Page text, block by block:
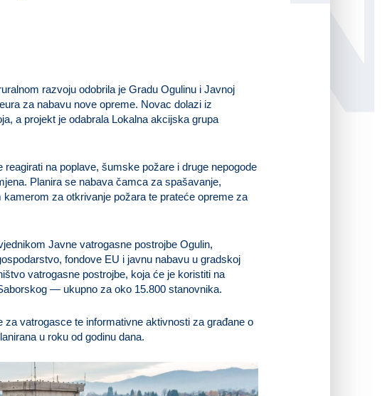
razvoju odobrila je Gradu Ogulinu i Javnoj
za nabavu nove opreme. Novac dolazi iz
a projekt je odabrala Lokalna akcijska grupa
na poplave, šumske požare i druge nepogode
Planira se nabava čamca za spašavanje,
za otkrivanje požara te prateće opreme za
Javne vatrogasne postrojbe Ogulin,
fondove EU i javnu nabavu u gradskoj
vatrogasne postrojbe, koja će je koristiti na
— ukupno za oko 15.800 stanovnika.
vatrogasce te informativne aktivnosti za građane o
u roku od godinu dana.